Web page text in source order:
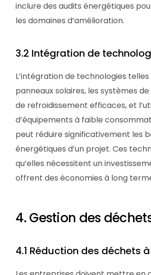
inclure des audits énergétiques
les domaines d’amélioration.
3.2 Intégration de
L’intégration de technologies telles
panneaux solaires, les systèmes
de refroidissement efficaces, et
d’équipements à faible
peut réduire significativement les
énergétiques d’un projet. Ces
qu’elles nécessitent un
offrent des économies à long
4. Gestion des
4.1 Réduction des déchets